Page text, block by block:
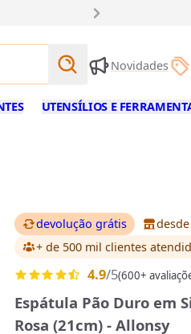
Buscar produtos
Buscar
Novidades
UTENSÍLIOS E
devolução grátis
+ de 500 mil clientes
4.9/5(600+
Espátula Pão Duro em
Rosa (21cm) - Allonsy